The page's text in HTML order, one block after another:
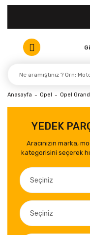
Anasayfa Opel Opel
YEDEK
Aracınızın marka,
kategorisini seçerek